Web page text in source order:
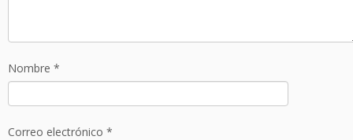
Nombre *
Correo electrónico *